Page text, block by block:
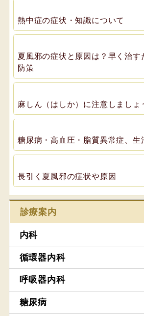
熱中症の症状・知識について
夏風邪の症状と原因は？早く治す
防策
麻しん（はしか）に注意しましょ
糖尿病・高血圧・脂質異常症、生
長引く夏風邪の症状や原因
診療案内
内科
循環器内科
呼吸器内科
糖尿病